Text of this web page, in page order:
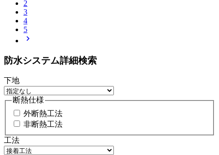
2
3
4
5
chevron_right
防水システム詳細検索
下地
断熱仕様
外断熱工法
非断熱工法
工法